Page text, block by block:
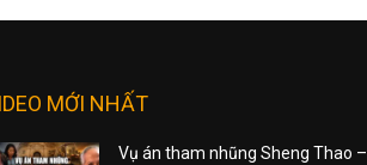
MỚI NHẤT
Vụ án tham nhũng Sheng Thao –